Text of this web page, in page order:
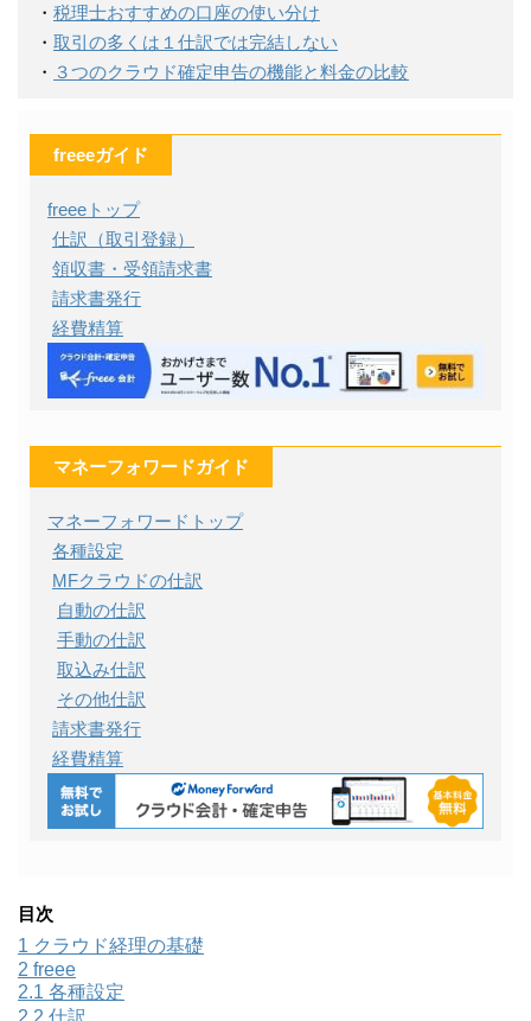
・ 税理士おすすめの口座の使い分け
・ 取引の多くは１仕訳では完結しない
・ ３つのクラウド確定申告の機能と料金の比較
freeeガイド
freeeトップ
仕訳（取引登録）
領収書・受領請求書
請求書発行
経費精算
マネーフォワードガイド
マネーフォワードトップ
各種設定
MFクラウドの仕訳
自動の仕訳
手動の仕訳
取込み仕訳
その他仕訳
請求書発行
経費精算
目次
1 クラウド経理の基礎
2 freee
2.1 各種設定
2.2 仕訳